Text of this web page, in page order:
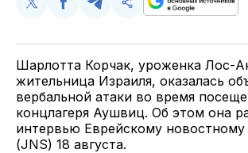
Поделиться
Twitter
Поделиться
Facebook
Поделиться
Telegram
Скопируйте
поделитесь
Шарлотта Корчак, уроженка Лос-
жительница Израиля, оказалась
вербальной атаки во время
концлагеря Аушвиц. Об этом она
интервью Еврейскому новостному
(JNS) 18 августа.